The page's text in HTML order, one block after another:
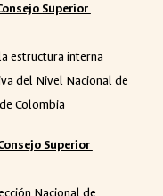
Superior
estructura interna
del Nivel Nacional de
Colombia
Superior